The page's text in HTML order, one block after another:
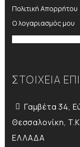
Πολιτική Απορρήτου
Ο λογαριασμός μου
ΣΤΟΙΧΕΙΑ
Γαμβέτα 34,
Θεσσαλονίκη,
ΕΛΛΑΔΑ